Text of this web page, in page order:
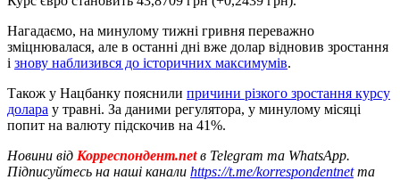
Нагадаємо, на минулому тижні гривня переважно
зміцнювалася, але в останні дні вже долар відновив зростання
і знову наблизився до історичних максимумів.
Також у Нацбанку пояснили причини різкого зростання курсу
долара у травні. За даними регулятора, у минулому місяці
попит на валюту підскочив на 41%.
Новини від Корреспондент.netв Telegram та WhatsApp.
Підписуйтесь на наші канали https://t.me/korrespondentnetта